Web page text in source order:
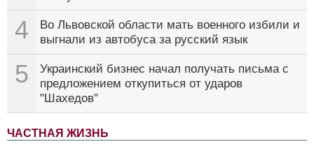
4
Во Львовской области мать военного избили и
выгнали из автобуса за русский язык
5
Украинский бизнес начал получать письма с
предложением откупиться от ударов
"Шахедов"
ЧАСТНАЯ ЖИЗНЬ